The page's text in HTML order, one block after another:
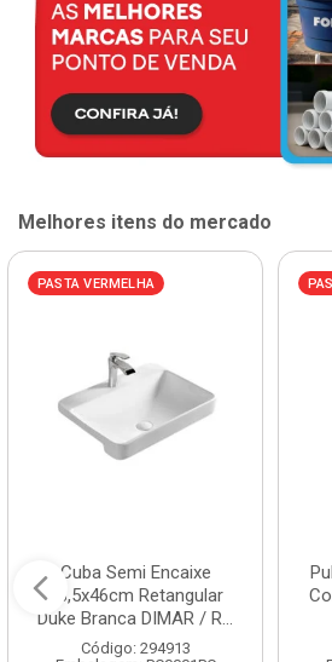
Melhores itens do mercado
PASTA VERMELHA
Cuba Semi Encaixe
58,5x46cm Retangular
Duke Branca DIMAR / R...
Código: 294913